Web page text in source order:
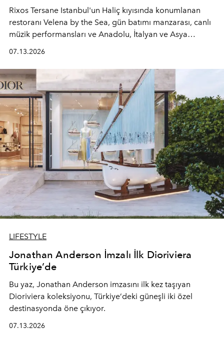
Rixos Tersane Istanbul'un Haliç kıyısında konumlanan
restoranı Velena by the Sea, gün batımı manzarası, canlı
müzik performansları ve Anadolu, İtalyan ve Asya
devam ediyor.
07.13.2026
LIFESTYLE
Jonathan Anderson İmzalı İlk Dioriviera
Türkiye’de
Bu yaz, Jonathan Anderson imzasını ilk kez taşıyan
Dioriviera koleksiyonu, Türkiye’deki güneşli iki özel
destinasyonda öne çıkıyor.
07.13.2026